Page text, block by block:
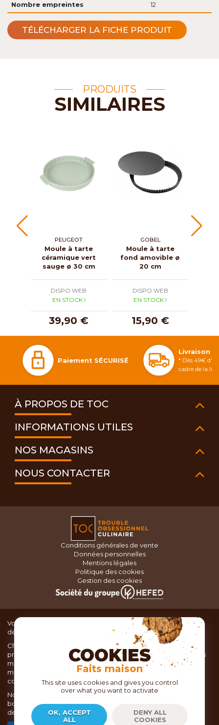
Nombre empreintes 12
TÉLÉCHARGER LA FICHE PRODUIT
PRODUITS
SIMILAIRES
PEUGEOT
Moule à tarte
céramique vert
sauge ø 30 cm
DISPO WEB
EN STOCK !
39,90 €
GOBEL
Moule à tarte
fond amovible ø
20 cm
DISPO WEB
EN STOCK !
15,90 €
Paiement SÉCURISÉ
Livraison
* Dès 49€
cadre de la
À PROPOS DE TOC
INFORMATIONS UTILES
NOS MAGASINS
NOUS CONTACTER
Conditions générales de vente
Données personnelles
Mentions légales
Politique des cookies
Gestion des cookies
Vous recherchez du matériel de cuisine pour concocter de
délicieux plats ou des pâtisseries dignes d’un grand chef ?
Chez TOC, boutique d’ustensiles de cuisine, nous vous
proposons une large sélection de produits issus des meilleures
marques de matériel de cuisine: Ustensiles de pâtisserie,
matériel de cuisson, service de table, ustensiles de cuisine,
coutellerie, set picnic.
Nous vous réservons un accueil chaleureux au sein de nos 21
boutiques, mais vous trouverez également tout votre matériel
de cuisine en ligne sur notre site internet toc.fr
COOKIES
Faits maison
This site uses cookies and gives you control
over what you want to activate
OK, ACCEPT
ALL
DENY ALL
COOKIES